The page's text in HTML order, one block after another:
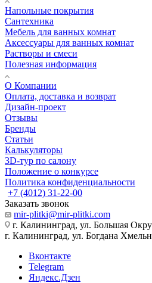
Напольные покрытия
Сантехника
Мебель для ванных комнат
Аксессуары для ванных комнат
Растворы и смеси
Полезная информация
О Компании
Оплата, доставка и возврат
Дизайн-проект
Отзывы
Бренды
Статьи
Калькуляторы
3D-тур по салону
Положение о конкурсе
Политика конфиденциальности
+7 (4012) 31-22-00
Заказать звонок
mir-plitki@mir-plitki.com
г. Калининград, ул. Большая
г. Калининград, ул. Богдана
Вконтакте
Telegram
Яндекс.Дзен